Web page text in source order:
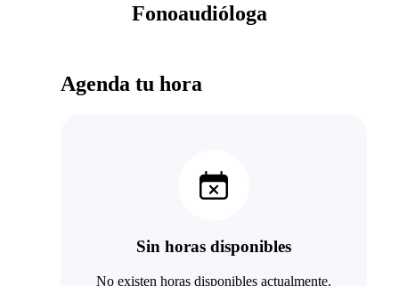
Fonoaudióloga
Agenda tu hora
Sin horas disponibles
No existen horas disponibles actualmente.